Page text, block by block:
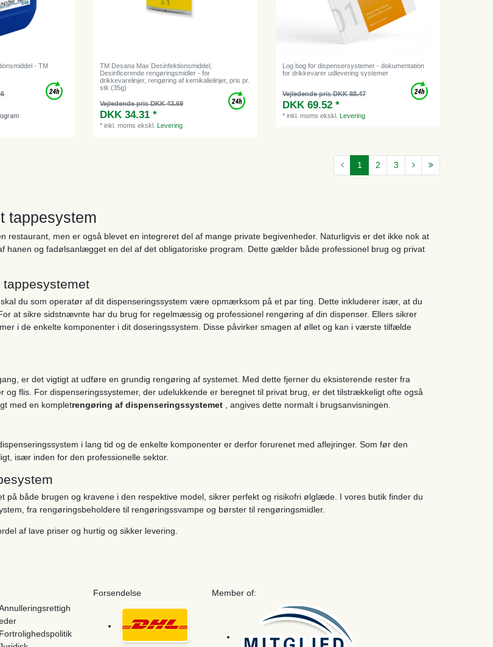
- TM
TM Desana Max Desinfektionsmiddel,
Desinficerende rengøringsmidler - for
drikkevarelinjer, rengøring af kemikalielinjer, pris pr.
stk (35g)
Vejledende pris DKK 43.69
DKK 34.31 *
*inkl. moms ekskl.Levering
Log bog for dispensersystemer - dokumentation
for drikkevarer udlevering systemer
Vejledende pris DKK 88.47
DKK 69.52 *
*inkl. moms ekskl.Levering
1 2 3
tappesystem
men er også blevet en integreret del af mange private begivenheder. Naturligvis er det ikke nok at
og fadølsanlægget en del af det obligatoriske program. Dette gælder både professionel brug og privat
du som operatør af dit dispenseringssystem være opmærksom på et par ting. Dette inkluderer især, at du
at sikre sidstnævnte har du brug for regelmæssig og professionel rengøring af din dispenser. Ellers sikrer
i de enkelte komponenter i dit doseringssystem. Disse påvirker smagen af øllet og kan i værste tilfælde
er det vigtigt at udføre en grundig rengøring af systemet. Med dette fjerner du eksisterende rester fra
flis. For dispenseringssystemer, der udelukkende er beregnet til privat brug, er det tilstrækkeligt ofte også
med en kompletrengøring af dispenseringssystemet , angives dette normalt i brugsanvisningen.
i lang tid og de enkelte komponenter er derfor forurenet med aflejringer. Som før den
især inden for den professionelle sektor.
på både brugen og kravene i den respektive model, sikrer perfekt og risikofri ølglæde. I vores butik finder du
fra rengøringsbeholdere til rengøringssvampe og børster til rengøringsmidler.
af lave priser og hurtig og sikker levering.
Fortrolighedspolitik
Forsendelse Member of: